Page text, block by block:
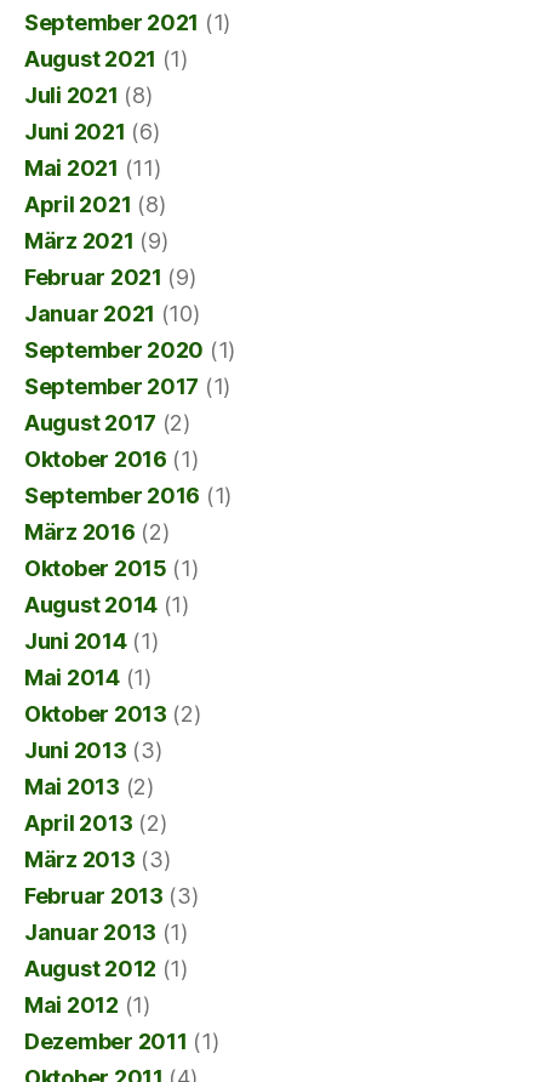
September 2021 (1)
August 2021 (1)
Juli 2021 (8)
Juni 2021 (6)
Mai 2021 (11)
April 2021 (8)
März 2021 (9)
Februar 2021 (9)
Januar 2021 (10)
September 2020 (1)
September 2017 (1)
August 2017 (2)
Oktober 2016 (1)
September 2016 (1)
März 2016 (2)
Oktober 2015 (1)
August 2014 (1)
Juni 2014(1)
Mai 2014(1)
Oktober 2013 (2)
Juni 2013 (3)
Mai 2013 (2)
April 2013 (2)
März 2013 (3)
Februar 2013 (3)
Januar 2013 (1)
August 2012 (1)
Mai 2012 (1)
Dezember 2011 (1)